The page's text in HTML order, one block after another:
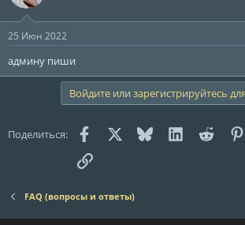
25 Июн 2022
админу пиши
Войдите или зарегистрируйтесь
Поделиться: FacebookX (Twitter)
Bluesky LinkedInReddit
Ссылка
FAQ (вопросы и ответы)